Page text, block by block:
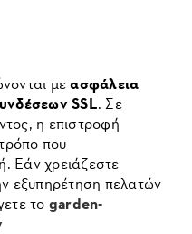
μεασφάλεια
SSL. Σε
η επιστροφή
που
Εάν χρειάζεστε
εξυπηρέτηση πελατών
το garden-